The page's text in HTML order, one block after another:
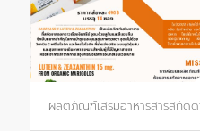
ผลิตภัณฑ์เสริมอาหารสารสกัด